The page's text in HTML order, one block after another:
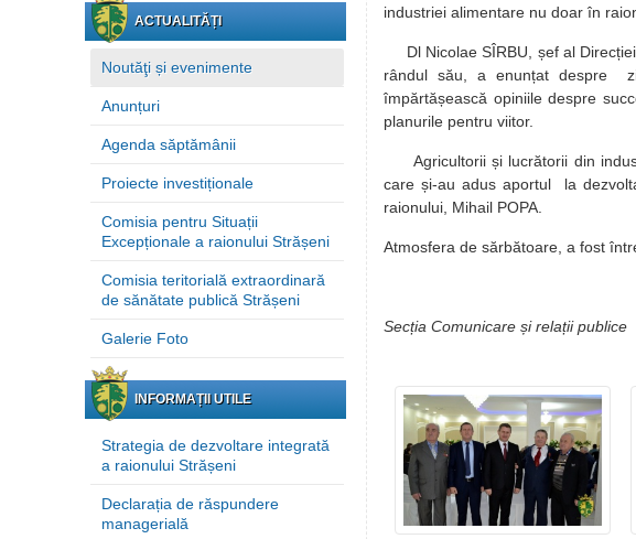
ACTUALITĂȚI
Noutăţi și evenimente
Anunțuri
Agenda săptămânii
Proiecte investiționale
Comisia pentru Situații
Excepționale a raionului Strășeni
Comisia teritorială extraordinară
de sănătate publică Strășeni
Galerie Foto
INFORMAȚII UTILE
Strategia de dezvoltare integrată
a raionului Strășeni
Declarația de răspundere
managerială
industriei alimentare nu doar în
Dl Nicolae SÎRBU, șef al Direcției
rândul său, a enunțat despre
împărtășească opiniile despre
planurile pentru viitor.
Agricultorii și lucrătorii din
care și-au adus aportul la
raionului, Mihail POPA.
Atmosfera de sărbătoare, a fost
Secția Comunicare și relații publice